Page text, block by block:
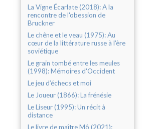
La Vigne Écarlate (2018): A la
rencontre de l'obession de
Bruckner
Le chêne et le veau (1975): Au
cœur de la littérature russe à l'ère
soviétique
Le grain tombé entre les meules
(1998): Mémoires d'Occident
Le jeu d’échecs et moi
Le Joueur (1866): La frénésie
Le Liseur (1995): Un récit à
distance
Le livre de maître Mô (2021):